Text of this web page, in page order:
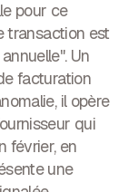
pour ce
transaction est
Un
facturation
il opère
qui
février, en
une